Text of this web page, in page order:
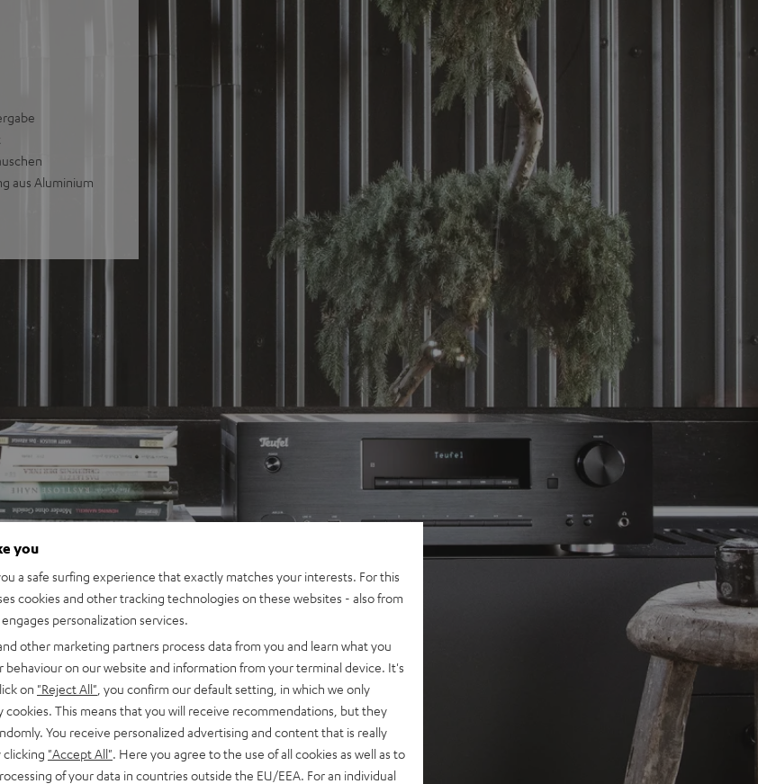
aus Aluminium
you
a safe surfing experience that exactly matches your interests. For this
cookies and other tracking technologies on these websites - also from
personalization services.
other marketing partners process data from you and learn what you
behaviour on our website and information from your terminal device. It's
on "Reject All" , you confirm our default setting, in which we only
cookies. This means that you will receive recommendations, but they
You receive personalized advertising and content that is really
clicking "Accept All" . Here you agree to the use of all cookies as well as to
of your data in countries outside the EU/EEA. For an individual